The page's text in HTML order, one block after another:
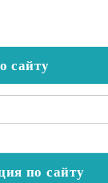
сайту
по сайту